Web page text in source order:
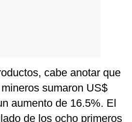
cabe anotar que
sumaron US$
aumento de 16.5%. El
de los ocho primeros